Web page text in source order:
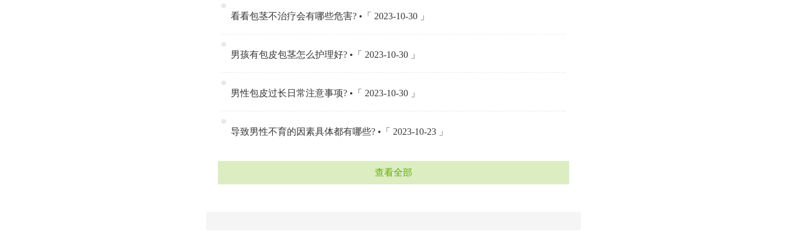
看看包茎不治疗会有哪些危害? •「 2023-10-30 」
男孩有包皮包茎怎么护理好? •「 2023-10-30 」
男性包皮过长日常注意事项? •「 2023-10-30 」
导致男性不育的因素具体都有哪些? •「 2023-10-23 」
查看全部